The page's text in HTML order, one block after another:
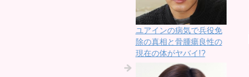
ユアインの病気で兵役免
除の真相と骨腫瘍良性の
現在の体がヤバイ!?